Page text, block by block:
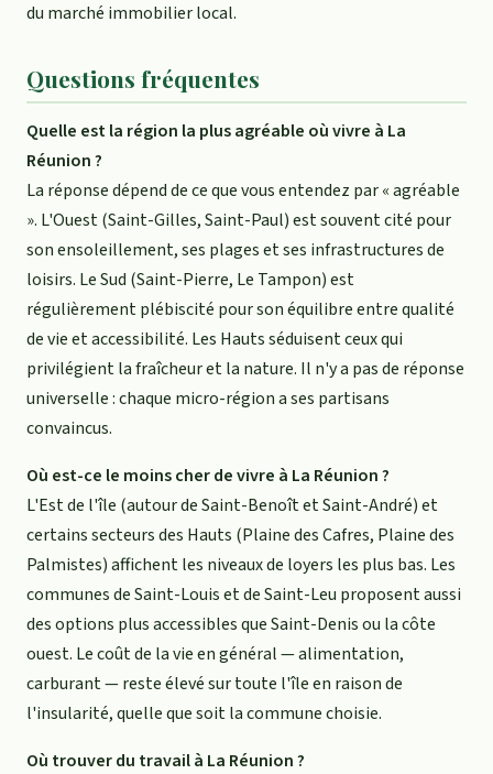
du marché immobilier local.
Questions fréquentes
Quelle est la région la plus agréable où vivre à La
Réunion ?
La réponse dépend de ce que vous entendez par « agréable
». L'Ouest (Saint-Gilles, Saint-Paul) est souvent cité pour
son ensoleillement, ses plages et ses infrastructures de
loisirs. Le Sud (Saint-Pierre, Le Tampon) est
régulièrement plébiscité pour son équilibre entre qualité
de vie et accessibilité. Les Hauts séduisent ceux qui
privilégient la fraîcheur et la nature. Il n'y a pas de réponse
universelle : chaque micro-région a ses partisans
convaincus.
Où est-ce le moins cher de vivre à La Réunion ?
L'Est de l'île (autour de Saint-Benoît et Saint-André) et
certains secteurs des Hauts (Plaine des Cafres, Plaine des
Palmistes) affichent les niveaux de loyers les plus bas. Les
communes de Saint-Louis et de Saint-Leu proposent aussi
des options plus accessibles que Saint-Denis ou la côte
ouest. Le coût de la vie en général — alimentation,
carburant — reste élevé sur toute l'île en raison de
l'insularité, quelle que soit la commune choisie.
Où trouver du travail à La Réunion ?